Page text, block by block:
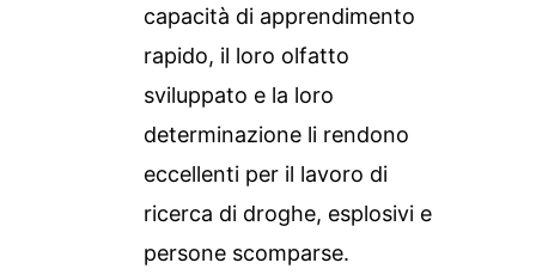
capacità di apprendimento
rapido, il loro olfatto
sviluppato e la loro
determinazione li rendono
eccellenti per il lavoro di
ricerca di droghe, esplosivi e
persone scomparse.